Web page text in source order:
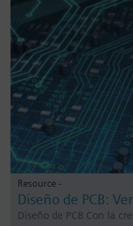
Resource -
Diseño de PCB:
Diseño de PCB Con la